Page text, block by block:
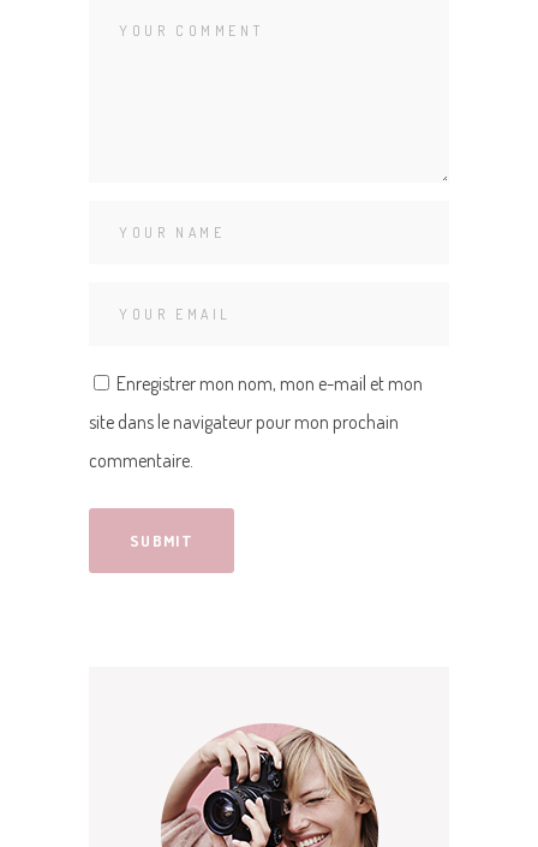
Enregistrer mon nom, mon e-mail et mon
site dans le navigateur pour mon prochain
commentaire.